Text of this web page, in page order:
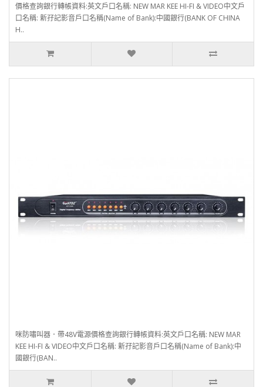
價格查詢銀行轉帳資料:英文戶口名稱: NEW MAR KEE HI-FI & VIDEO中文戶
口名稱: 新孖記影音戶口名稱(Name of Bank):中國銀行(BANK OF CHINA
H..
咪防嘯叫器．帶48V電源價格查詢銀行轉帳資料:英文戶口名稱: NEW MAR
KEE HI-FI & VIDEO中文戶口名稱: 新孖記影音戶口名稱(Name of Bank):中
國銀行(BAN..